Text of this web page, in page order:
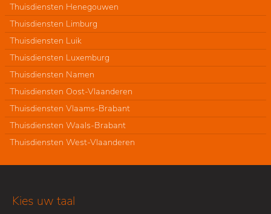
Thuisdiensten Henegouwen
Thuisdiensten Limburg
Thuisdiensten Luik
Thuisdiensten Luxemburg
Thuisdiensten Namen
Thuisdiensten Oost-Vlaanderen
Thuisdiensten Vlaams-Brabant
Thuisdiensten Waals-Brabant
Thuisdiensten West-Vlaanderen
Kies uw taal